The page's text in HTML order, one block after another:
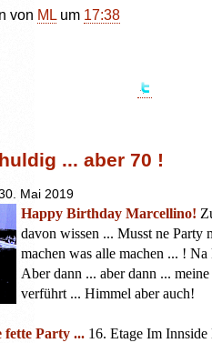
von ML um 17:38
... aber 70 !
Mai 2019
Happy Birthday Marcellino!
davon wissen ... Musst ne Party
machen was alle machen ... !
Aber dann ... aber dann ...
verführt ... Himmel aber auch!
fette Party ... 16. Etage Im Innside